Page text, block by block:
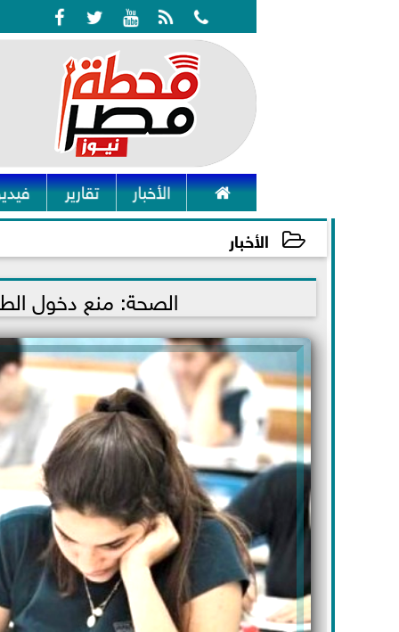
    
 الأخبار تقارير
الأخبار
2021-11-13 22:06:24 الصحة: منع دخول